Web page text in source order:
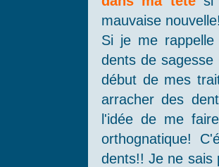
mauvaise
Si je me
dents de
début de mes
arracher des
l'idée de me
orthognatique!
dents!! Je ne sais